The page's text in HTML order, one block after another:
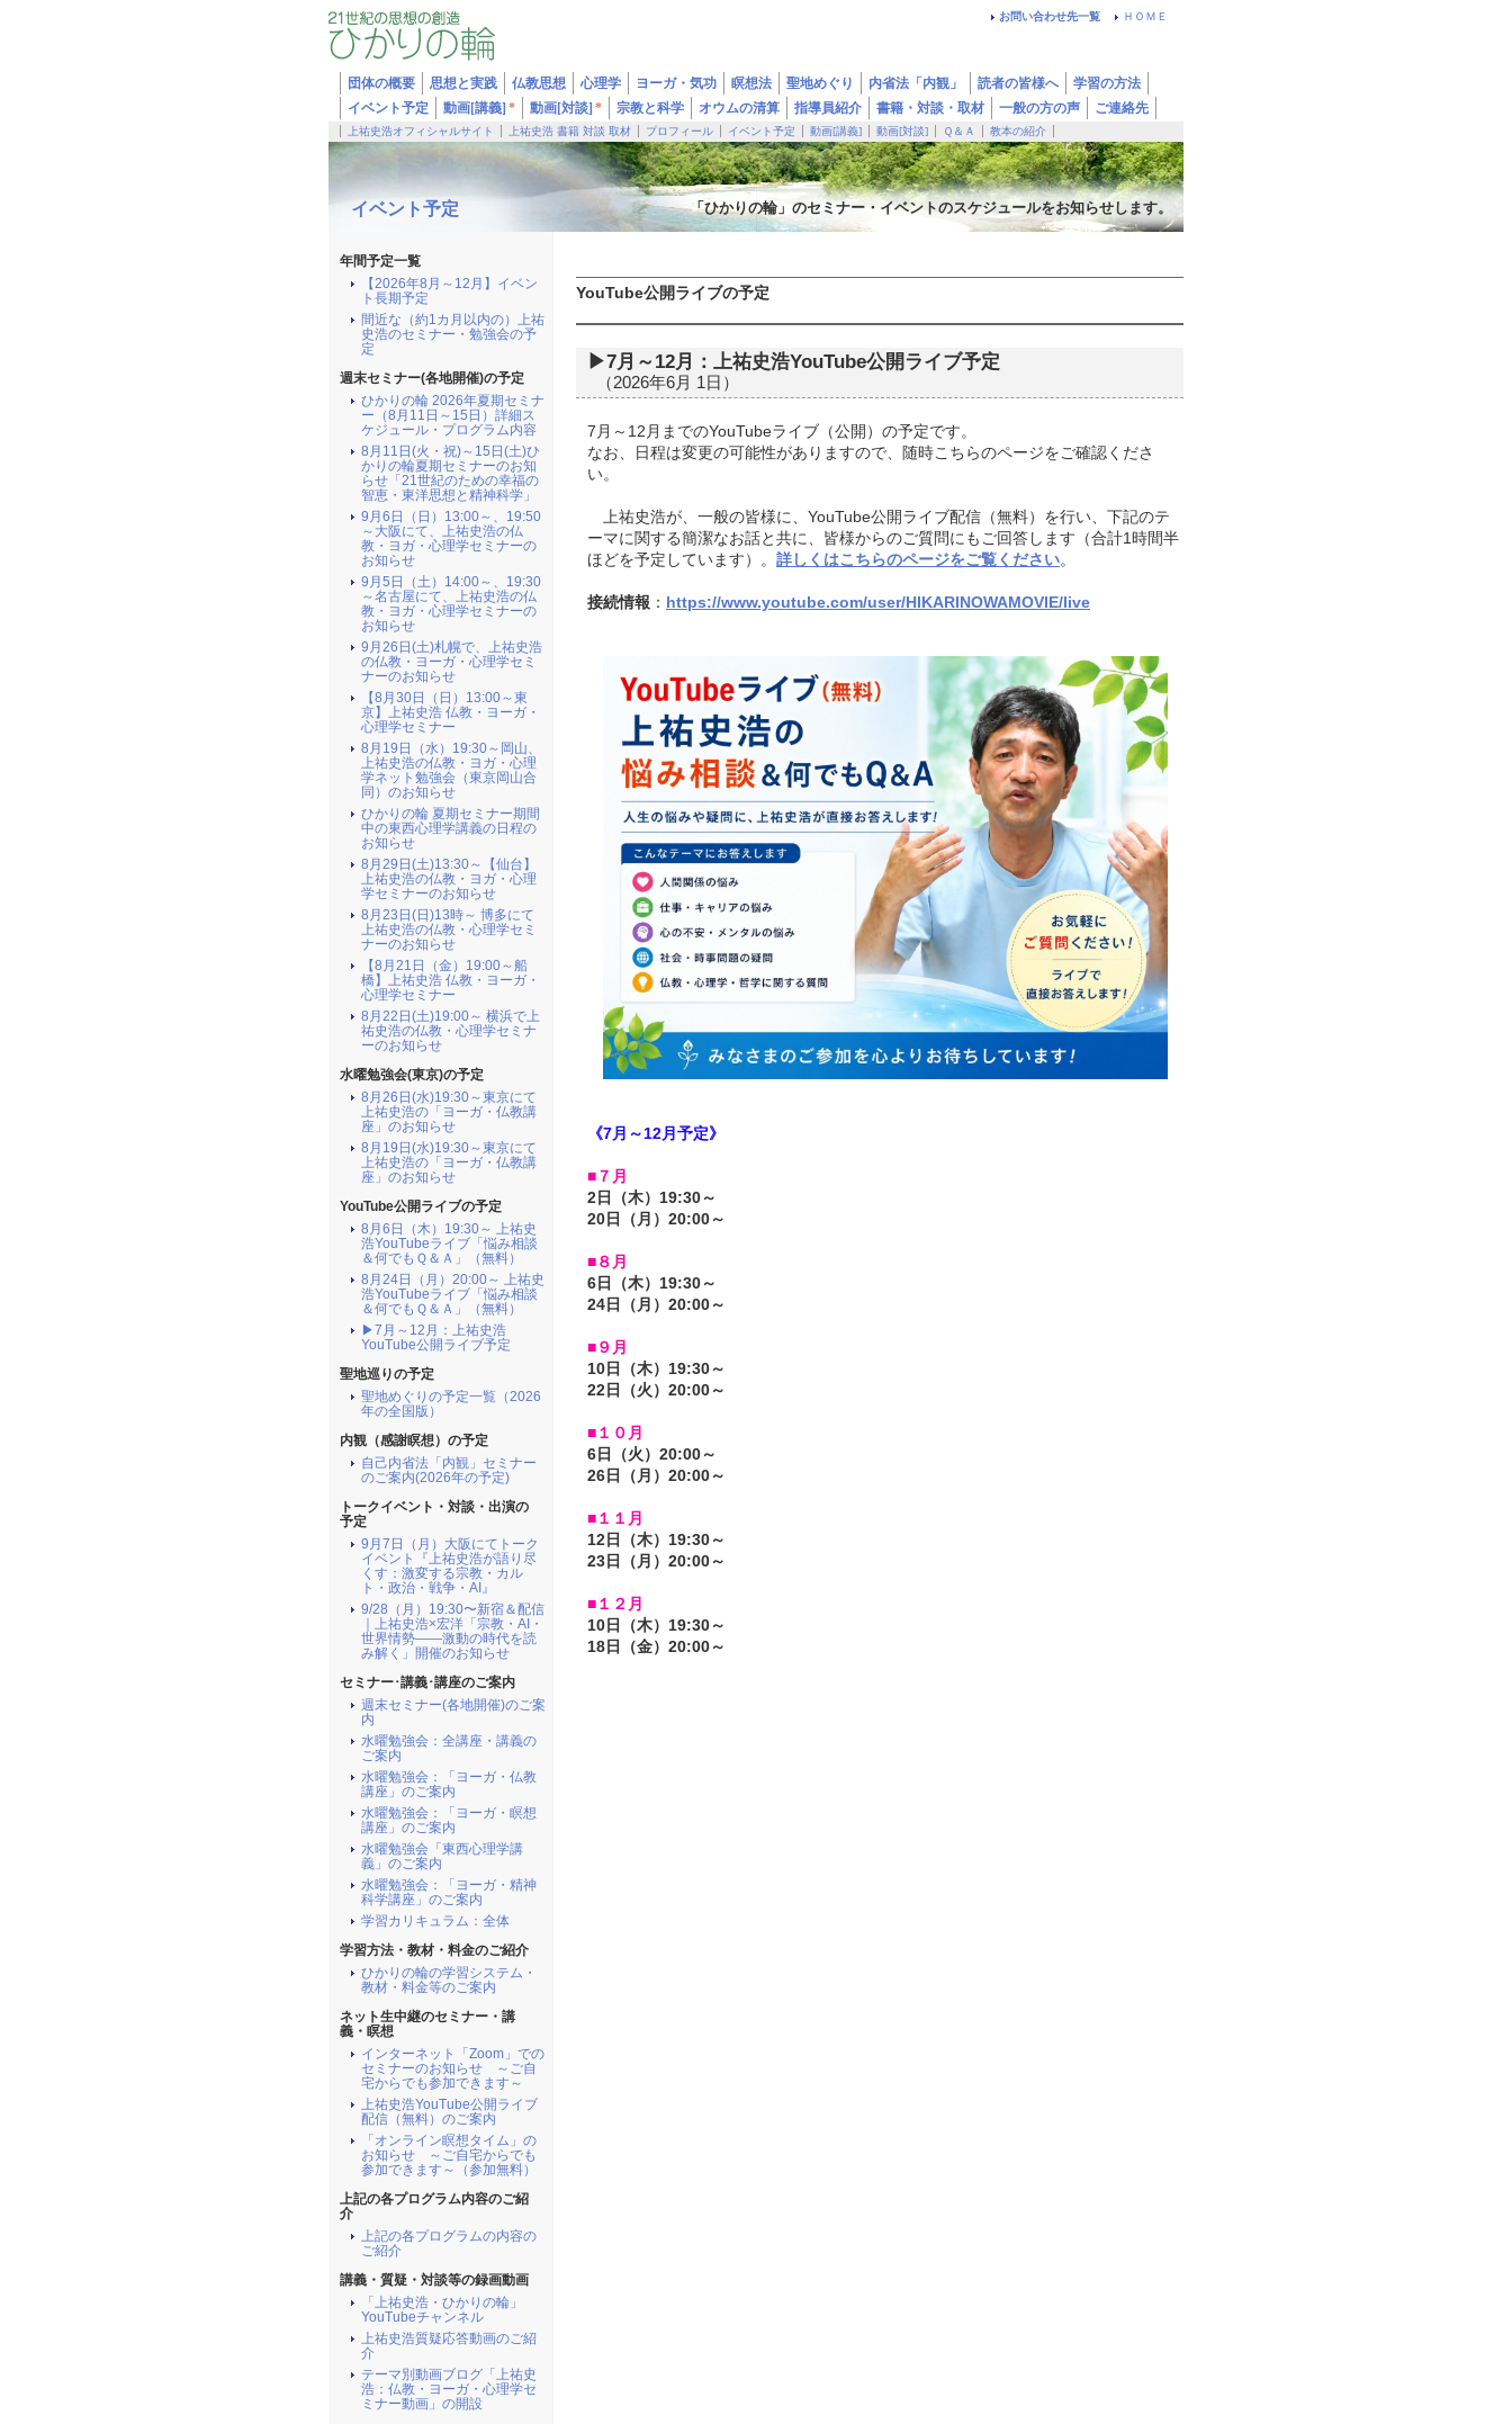
ＨＯＭＥ
お問い合わせ先一覧
団体の概要 思想と実践 仏教思想 心理学 ヨーガ・気功 瞑想法 聖地めぐり 内省法「内観」 読者の皆様へ
学習の方法
イベント予定
動画[講義] * 動画[対談] * 宗教と科学 オウムの清算 指導員紹介 書籍・対談・取材 一般の方の声 ご連絡先
上祐史浩オフィシャルサイト 上祐史浩 書籍 対談 取材 プロフィール イベント予定 動画[講義] 動画[対談] Ｑ＆Ａ 教本の紹介
イベント予定 「ひかりの輪」のセミナー・イベントのスケジュールをお知らせします。
YouTube公開ライブの予定
▶7月～12月：上祐史浩YouTube公開ライブ予定
（2026年6月 1日）
7月～12月までのYouTubeライブ（公開）の予定です。
なお、日程は変更の可能性がありますので、随時こちらのページをご確認くださ
い。
上祐史浩が、一般の皆様に、YouTube公開ライブ配信（無料）を行い、下記のテ
ーマに関する簡潔なお話と共に、皆様からのご質問にもご回答します（合計1時間半
ほどを予定しています）。 詳しくはこちらのページをご覧ください。
接続情報 ： https://www.youtube.com/user/HIKARINOWAMOVIE/live
《7月～12月予定》
■７月
2日（木）19:30～
20日（月）20:00～
■８月
6日（木）19:30～
24日（月）20:00～
■９月
10日（木）19:30～
22日（火）20:00～
■１０ 月
6日（火）20:00～
26日（月）20:00～
■１１月
12日（木）19:30～
23日（月）20:00～
■１２月
10日（木）19:30～
18日（金）20:00～
年間予定一覧
【2026年8月～12月】イベン
ト長期予定
間近な（約1カ月以内の）上祐
史浩のセミナー・勉強会の予
定
週末セミナー(各地開催)の予定
ひかりの輪 2026年夏期セミナ
ー（8月11日～15日）詳細ス
ケジュール・プログラム内容
8月11日(火・祝)～15日(土)ひ
かりの輪夏期セミナーのお知
らせ「21世紀のための幸福の
智恵・東洋思想と精神科学」
9月6日（日）13:00～、19:50
～大阪にて、上祐史浩の仏
教・ヨガ・心理学セミナーの
お知らせ
9月5日（土）14:00～、19:30
～名古屋にて、上祐史浩の仏
教・ヨガ・心理学セミナーの
お知らせ
9月26日(土)札幌で、上祐史浩
の仏教・ヨーガ・心理学セミ
ナーのお知らせ
【8月30日（日）13:00～東
京】上祐史浩 仏教・ヨーガ・
心理学セミナー
8月19日（水）19:30～岡山、
上祐史浩の仏教・ヨガ・心理
学ネット勉強会（東京岡山合
同）のお知らせ
ひかりの輪 夏期セミナー期間
中の東西心理学講義の日程の
お知らせ
8月29日(土)13:30～【仙台】
上祐史浩の仏教・ヨガ・心理
学セミナーのお知らせ
8月23日(日)13時～ 博多にて
上祐史浩の仏教・心理学セミ
ナーのお知らせ
【8月21日（金）19:00～船
橋】上祐史浩 仏教・ヨーガ・
心理学セミナー
8月22日(土)19:00～ 横浜で上
祐史浩の仏教・心理学セミナ
ーのお知らせ
水曜勉強会(東京)の予定
8月26日(水)19:30～東京にて
上祐史浩の「ヨーガ・仏教講
座」のお知らせ
8月19日(水)19:30～東京にて
上祐史浩の「ヨーガ・仏教講
座」のお知らせ
YouTube公開ライブの予定
8月6日（木）19:30～ 上祐史
浩YouTubeライブ「悩み相談
＆何でもＱ＆Ａ」（無料）
8月24日（月）20:00～ 上祐史
浩YouTubeライブ「悩み相談
＆何でもＱ＆Ａ」（無料）
▶7月～12月：上祐史浩
YouTube公開ライブ予定
聖地巡りの予定
聖地めぐりの予定一覧（2026
年の全国版）
内観（感謝瞑想）の予定
自己内省法「内観」セミナー
のご案内(2026年の予定)
トークイベント・対談・出演の
予定
9月7日（月）大阪にてトーク
イベント『上祐史浩が語り尽
くす：激変する宗教・カル
ト・政治・戦争・AI』
9/28（月）19:30〜新宿＆配信
｜上祐史浩×宏洋「宗教・AI・
世界情勢――激動の時代を読
み解く」開催のお知らせ
セミナー･講義･講座のご案内
週末セミナー(各地開催)のご案
内
水曜勉強会：全講座・講義の
ご案内
水曜勉強会：「ヨーガ・仏教
講座」のご案内
水曜勉強会：「ヨーガ・瞑想
講座」のご案内
水曜勉強会「東西心理学講
義」のご案内
水曜勉強会：「ヨーガ・精神
科学講座」のご案内
学習カリキュラム：全体
学習方法・教材・料金のご紹介
ひかりの輪の学習システム・
教材・料金等のご案内
ネット生中継のセミナー・講
義・瞑想
インターネット「Zoom」での
セミナーのお知らせ ～ご自
宅からでも参加できます～
上祐史浩YouTube公開ライブ
配信（無料）のご案内
「オンライン瞑想タイム」の
お知らせ ～ご自宅からでも
参加できます～（参加無料）
上記の各プログラム内容のご紹
介
上記の各プログラムの内容の
ご紹介
講義・質疑・対談等の録画動画
「上祐史浩・ひかりの輪」
YouTubeチャンネル
上祐史浩質疑応答動画のご紹
介
テーマ別動画ブログ「上祐史
浩：仏教・ヨーガ・心理学セ
ミナー動画」の開設